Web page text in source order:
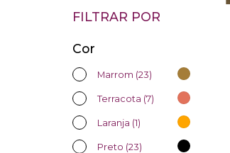
FILTRAR POR
Cor
Marrom (23)
Terracota (7)
Laranja (1)
Preto (23)